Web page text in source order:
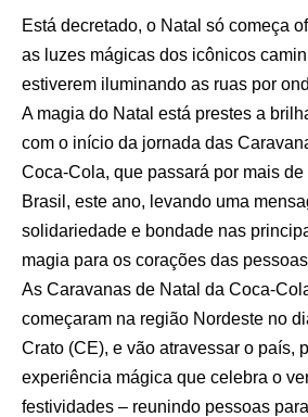
Está decretado, o Natal só começa
as luzes mágicas dos icônicos
estiverem iluminando as ruas por
A magia do Natal está prestes a
com o início da jornada das
Coca-Cola, que passará por mais
Brasil, este ano, levando uma
solidariedade e bondade nas
magia para os corações das
As Caravanas de Natal da Coca-
começaram na região Nordeste no
Crato (CE), e vão atravessar o país,
experiência mágica que celebra o
festividades – reunindo pessoas